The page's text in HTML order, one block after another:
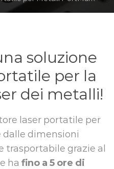
soluzione
per la
dei metalli!
laser portatile per
dalle dimensioni
grazie al
ha fino a 5 ore di